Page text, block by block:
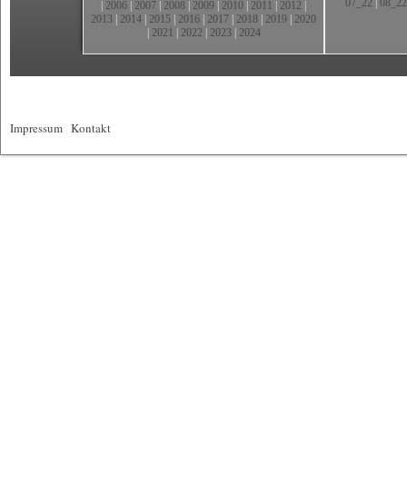
2006 2007 2008 2009 2010 2011 2012
2013 2014 2015 2016 2017 2018 2019 2020
2021 2022 2023| 2024
07_22
08_22
Impressum Kontakt